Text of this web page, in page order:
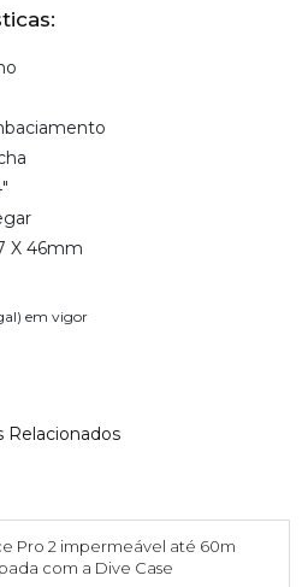
X 46mm
em vigor
Relacionados
Pro 2 impermeável até 60m
com a Dive Case